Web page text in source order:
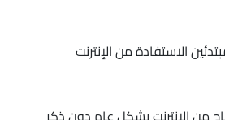
الاستفادة من الإنترنت